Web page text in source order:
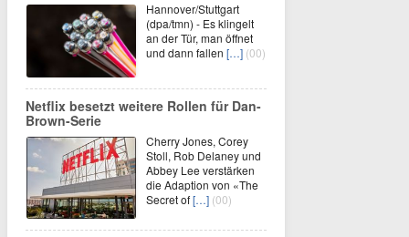
Hannover/Stuttgart
(dpa/tmn) - Es klingelt
an der Tür, man öffnet
und dann fallen […] (00)
Netflix besetzt weitere Rollen für Dan-
Brown-Serie
Cherry Jones, Corey
Stoll, Rob Delaney und
Abbey Lee verstärken
die Adaption von «The
Secret of[…] (00)